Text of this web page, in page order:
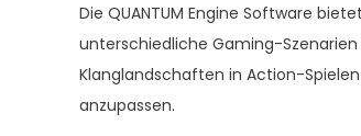
Die QUANTUM Engine Software
unterschiedliche Gaming-
Klanglandschaften in Action-
anzupassen.